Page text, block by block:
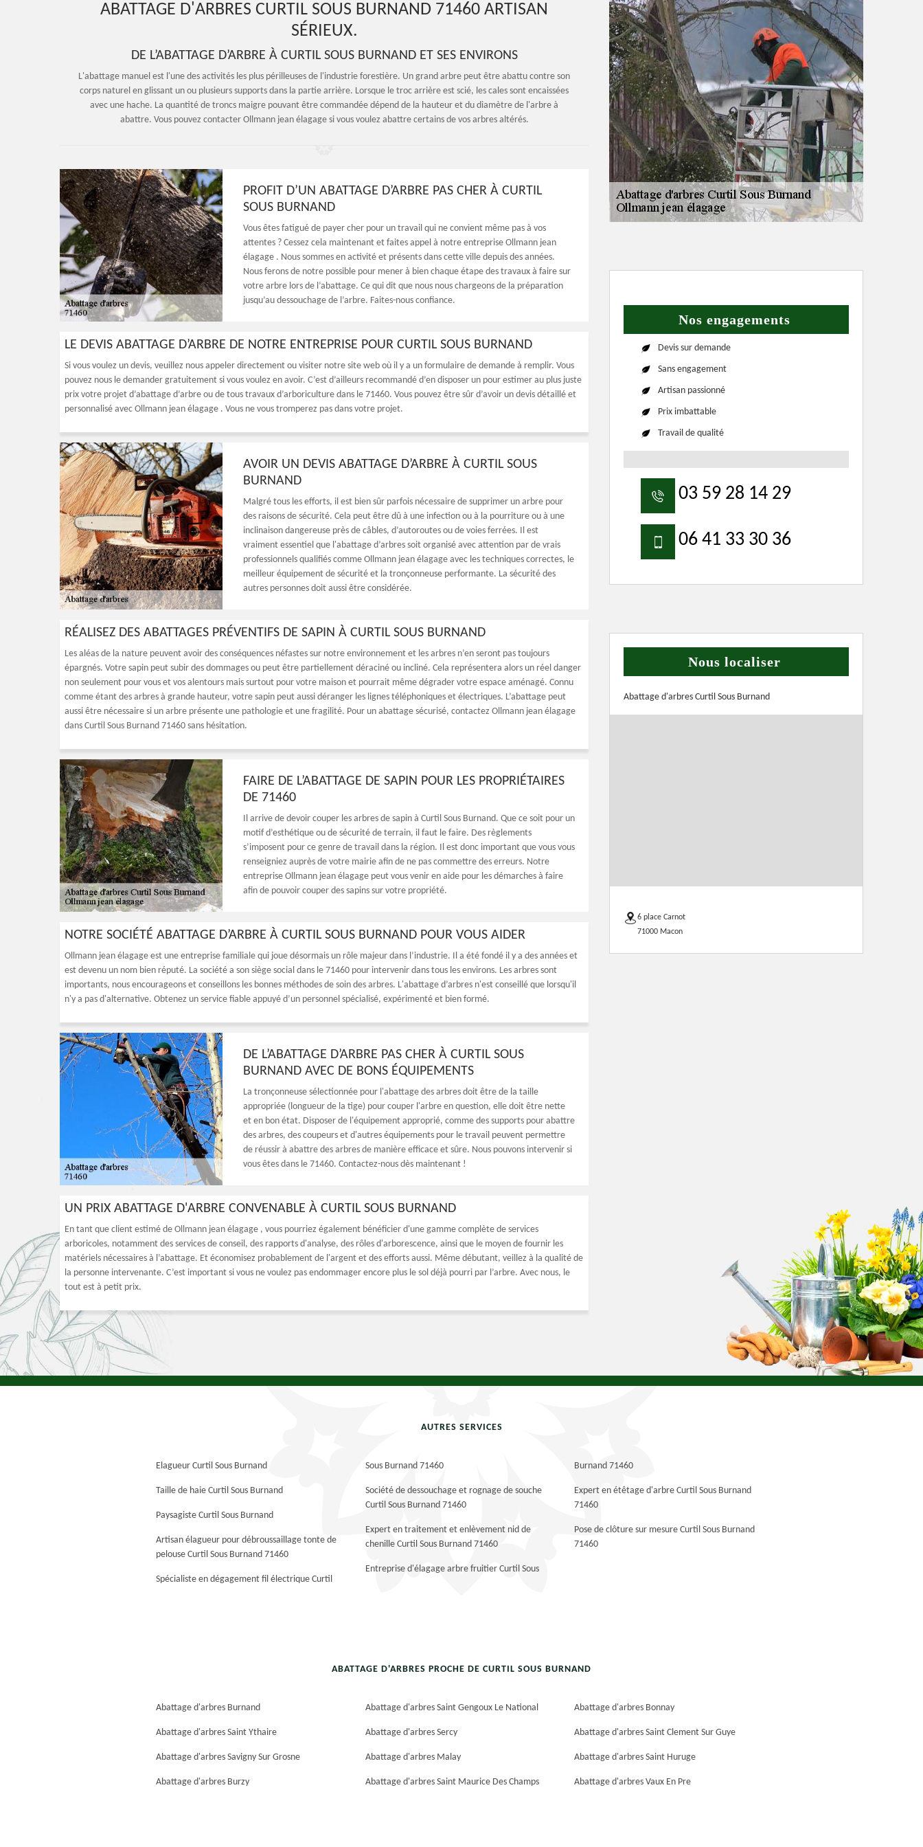
ABATTAGE D'ARBRES CURTIL SOUS BURNAND 71460 ARTISAN
SÉRIEUX.
DE L’ABATTAGE D’ARBRE À CURTIL SOUS BURNAND ET SES ENVIRONS
L'abattage manuel est l'une des activités les plus périlleuses de l'industrie forestière. Un grand arbre peut être abattu contre son
corps naturel en glissant un ou plusieurs supports dans la partie arrière. Lorsque le troc arrière est scié, les cales sont encaissées
avec une hache. La quantité de troncs maigre pouvant être commandée dépend de la hauteur et du diamètre de l'arbre à
abattre. Vous pouvez contacter Ollmann jean élagage si vous voulez abattre certains de vos arbres altérés.
PROFIT D’UN ABATTAGE D’ARBRE PAS CHER À CURTIL
SOUS BURNAND
Vous êtes fatigué de payer cher pour un travail qui ne convient même pas à vos
attentes ? Cessez cela maintenant et faites appel à notre entreprise Ollmann jean
élagage . Nous sommes en activité et présents dans cette ville depuis des années.
Nous ferons de notre possible pour mener à bien chaque étape des travaux à faire sur
votre arbre lors de l’abattage. Ce qui dit que nous nous chargeons de la préparation
jusqu’au dessouchage de l’arbre. Faites-nous confiance.
LE DEVIS ABATTAGE D’ARBRE DE NOTRE ENTREPRISE POUR CURTIL SOUS BURNAND
Si vous voulez un devis, veuillez nous appeler directement ou visiter notre site web où il y a un formulaire de demande à remplir. Vous
pouvez nous le demander gratuitement si vous voulez en avoir. C’est d’ailleurs recommandé d’en disposer un pour estimer au plus juste
prix votre projet d’abattage d’arbre ou de tous travaux d’arboriculture dans le 71460. Vous pouvez être sûr d’avoir un devis détaillé et
personnalisé avec Ollmann jean élagage . Vous ne vous tromperez pas dans votre projet.
AVOIR UN DEVIS ABATTAGE D’ARBRE À CURTIL SOUS
BURNAND
Malgré tous les efforts, il est bien sûr parfois nécessaire de supprimer un arbre pour
des raisons de sécurité. Cela peut être dû à une infection ou à la pourriture ou à une
inclinaison dangereuse près de câbles, d’autoroutes ou de voies ferrées. Il est
vraiment essentiel que l'abattage d’arbres soit organisé avec attention par de vrais
professionnels qualifiés comme Ollmann jean élagage avec les techniques correctes, le
meilleur équipement de sécurité et la tronçonneuse performante. La sécurité des
autres personnes doit aussi être considérée.
RÉALISEZ DES ABATTAGES PRÉVENTIFS DE SAPIN À CURTIL SOUS BURNAND
Les aléas de la nature peuvent avoir des conséquences néfastes sur notre environnement et les arbres n’en seront pas toujours
épargnés. Votre sapin peut subir des dommages ou peut être partiellement déraciné ou incliné. Cela représentera alors un réel danger
non seulement pour vous et vos alentours mais surtout pour votre maison et pourrait même dégrader votre espace aménagé. Connu
comme étant des arbres à grande hauteur, votre sapin peut aussi déranger les lignes téléphoniques et électriques. L’abattage peut
aussi être nécessaire si un arbre présente une pathologie et une fragilité. Pour un abattage sécurisé, contactez Ollmann jean élagage
dans Curtil Sous Burnand 71460 sans hésitation.
FAIRE DE L’ABATTAGE DE SAPIN POUR LES PROPRIÉTAIRES
DE 71460
Il arrive de devoir couper les arbres de sapin à Curtil Sous Burnand. Que ce soit pour un
motif d’esthétique ou de sécurité de terrain, il faut le faire. Des règlements
s’imposent pour ce genre de travail dans la région. Il est donc important que vous vous
renseigniez auprès de votre mairie afin de ne pas commettre des erreurs. Notre
entreprise Ollmann jean élagage peut vous venir en aide pour les démarches à faire
afin de pouvoir couper des sapins sur votre propriété.
NOTRE SOCIÉTÉ ABATTAGE D’ARBRE À CURTIL SOUS BURNAND POUR VOUS AIDER
Ollmann jean élagage est une entreprise familiale qui joue désormais un rôle majeur dans l’industrie. Il a été fondé il y a des années et
est devenu un nom bien réputé. La société a son siège social dans le 71460 pour intervenir dans tous les environs. Les arbres sont
importants, nous encourageons et conseillons les bonnes méthodes de soin des arbres. L'abattage d’arbres n'est conseillé que lorsqu'il
n'y a pas d'alternative. Obtenez un service fiable appuyé d’un personnel spécialisé, expérimenté et bien formé.
DE L’ABATTAGE D’ARBRE PAS CHER À CURTIL SOUS
BURNAND AVEC DE BONS ÉQUIPEMENTS
La tronçonneuse sélectionnée pour l'abattage des arbres doit être de la taille
appropriée (longueur de la tige) pour couper l'arbre en question, elle doit être nette
et en bon état. Disposer de l'équipement approprié, comme des supports pour abattre
des arbres, des coupeurs et d'autres équipements pour le travail peuvent permettre
de réussir à abattre des arbres de manière efficace et sûre. Nous pouvons intervenir si
vous êtes dans le 71460. Contactez-nous dès maintenant !
UN PRIX ABATTAGE D'ARBRE CONVENABLE À CURTIL SOUS BURNAND
En tant que client estimé de Ollmann jean élagage , vous pourriez également bénéficier d'une gamme complète de services
arboricoles, notamment des services de conseil, des rapports d'analyse, des rôles d'arborescence, ainsi que le moyen de fournir les
matériels nécessaires à l’abattage. Et économisez probablement de l'argent et des efforts aussi. Même débutant, veillez à la qualité de
la personne intervenante. C’est important si vous ne voulez pas endommager encore plus le sol déjà pourri par l’arbre. Avec nous, le
tout est à petit prix.
Nos engagements
Devis sur demande
Sans engagement
Artisan passionné
Prix imbattable
Travail de qualité
03 59 28 14 29
06 41 33 30 36
Nous localiser
Abattage d'arbres Curtil Sous Burnand
6 place Carnot
71000 Macon
AUTRES SERVICES
Elagueur Curtil Sous Burnand
Taille de haie Curtil Sous Burnand
Paysagiste Curtil Sous Burnand
Artisan élagueur pour débroussaillage tonte de
pelouse Curtil Sous Burnand 71460
Spécialiste en dégagement fil électrique Curtil
Sous Burnand 71460
Société de dessouchage et rognage de souche
Curtil Sous Burnand 71460
Expert en traitement et enlèvement nid de
chenille Curtil Sous Burnand 71460
Entreprise d'élagage arbre fruitier Curtil Sous
Burnand 71460
Expert en étêtage d'arbre Curtil Sous Burnand
71460
Pose de clôture sur mesure Curtil Sous Burnand
71460
ABATTAGE D'ARBRES PROCHE DE CURTIL SOUS BURNAND
Abattage d'arbres Burnand
Abattage d'arbres Saint Ythaire
Abattage d'arbres Savigny Sur Grosne
Abattage d'arbres Burzy
Abattage d'arbres Saint Gengoux Le National
Abattage d'arbres Sercy
Abattage d'arbres Malay
Abattage d'arbres Saint Maurice Des Champs
Abattage d'arbres Bonnay
Abattage d'arbres Saint Clement Sur Guye
Abattage d'arbres Saint Huruge
Abattage d'arbres Vaux En Pre